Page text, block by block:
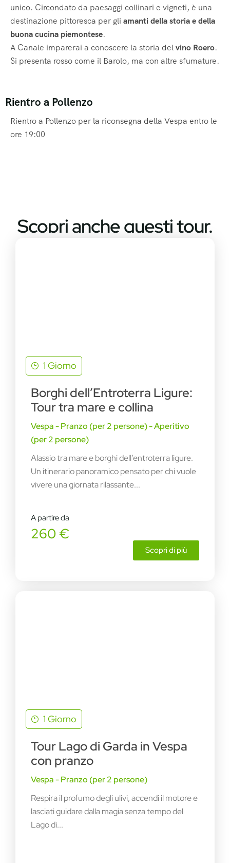
unico. Circondato da paesaggi collinari e vigneti, è una
destinazione pittoresca per gli amanti della storia e della
buona cucina piemontese.
A Canale imparerai a conoscere la storia delvino Roero.
Si presenta rosso come il Barolo, ma con altre sfumature.
Rientro a Pollenzo
Rientro a Pollenzo per la riconsegna della Vespa entro le
ore 19:00
Scopri anche questi tour.
1 Giorno
Borghi dell’Entroterra Ligure:
Tour tra mare e collina
Vespa - Pranzo (per 2 persone) - Aperitivo
(per 2 persone)
Alassio tra mare e borghi dell’entroterra ligure.
Un itinerario panoramico pensato per chi vuole
vivere una giornata rilassante...
A partire da
260 €
Scopri di più
1 Giorno
Tour Lago di Garda in Vespa
con pranzo
Vespa - Pranzo (per 2 persone)
Respira il profumo degli ulivi, accendi il motore e
lasciati guidare dalla magia senza tempo del
Lago di...